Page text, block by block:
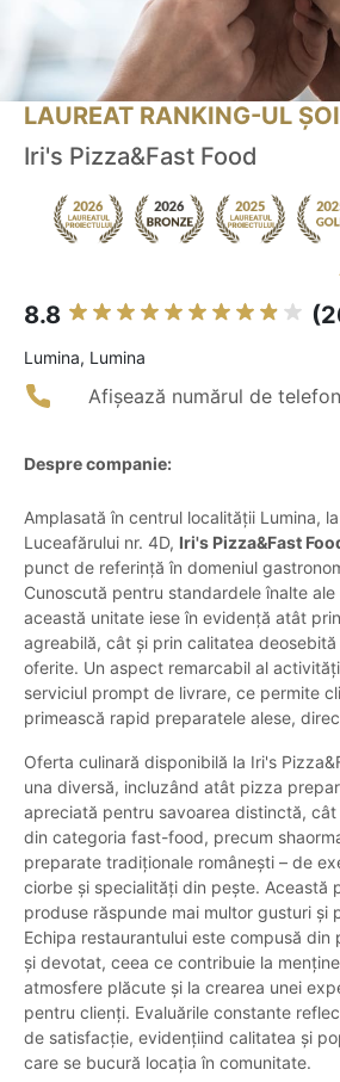
LAUREAT RANKING-UL
Iri's Pizza&Fast Food
8.8
Lumina, Lumina
Afișează numărul de telefon
Despre companie:
Amplasată în centrul localității Lumina,
Luceafărului nr. 4D, Iri's Pizza&Fast
punct de referință în domeniul
Cunoscută pentru standardele înalte
această unitate iese în evidență atât
agreabilă, cât și prin calitatea
oferite. Un aspect remarcabil al
serviciul prompt de livrare, ce permite
primească rapid preparatele alese,
Oferta culinară disponibilă la Iri's
una diversă, incluzând atât pizza
apreciată pentru savoarea distinctă,
din categoria fast-food, precum
preparate tradiționale românești – de
ciorbe și specialități din pește. Această
produse răspunde mai multor gusturi și
Echipa restaurantului este compusă din
și devotat, ceea ce contribuie la
atmosfere plăcute și la crearea unei
pentru clienți. Evaluările constante
de satisfacție, evidențiind calitatea și
care se bucură locația în comunitate.